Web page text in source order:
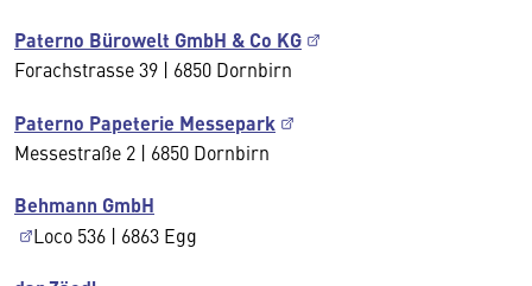
Paterno Bürowelt GmbH & Co KG
Forachstrasse 39 | 6850 Dornbirn
Paterno Papeterie Messepark
Messestraße 2 | 6850 Dornbirn
Behmann GmbH
Loco 536 | 6863 Egg